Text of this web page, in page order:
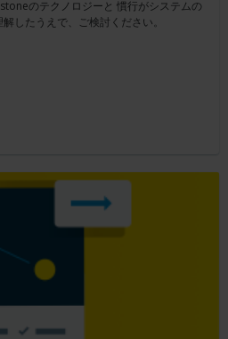
のテクノロジーと 慣行がシステムの
したうえで、ご検討ください。